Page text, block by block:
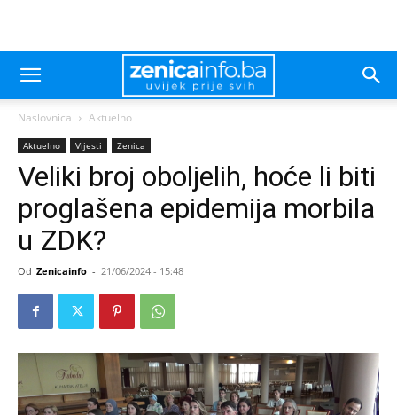
Naslovnica Aktuelno
Aktuelno Vijesti Zenica
Veliki broj oboljelih, hoće li biti
proglašena epidemija morbila
u ZDK?
Od Zenicainfo - 21/06/2024 - 15:48